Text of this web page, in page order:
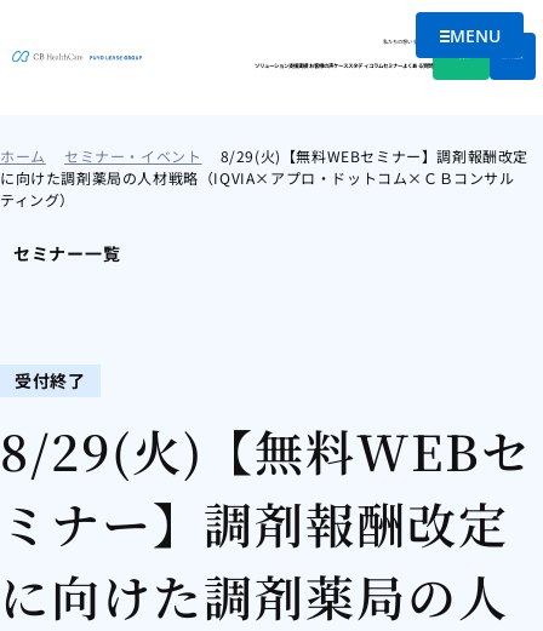
メニュー
MENU
私たちの想い会社情報
ソリューション支援実績お客様の声ケーススタディコラムセミナーよくある質問
ホーム セミナー・イベント
8/29(火)【無料WEBセミナー】調剤報酬改定
に向けた調剤薬局の人材戦略（IQVIA×アプロ・ドットコム×ＣＢコンサル
ティング）
セミナー一覧
受付終了
8/29(火)【無料WEBセ
ミナー】調剤報酬改定
に向けた調剤薬局の人